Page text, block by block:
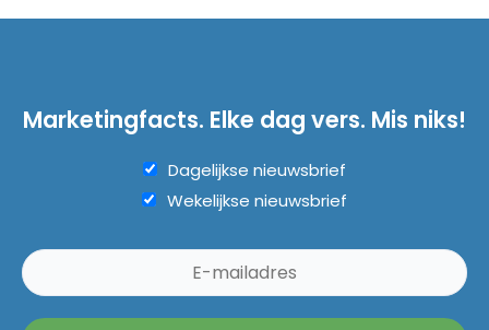
Marketingfacts. Elke dag vers. Mis niks!
Dagelijkse nieuwsbrief
Wekelijkse nieuwsbrief